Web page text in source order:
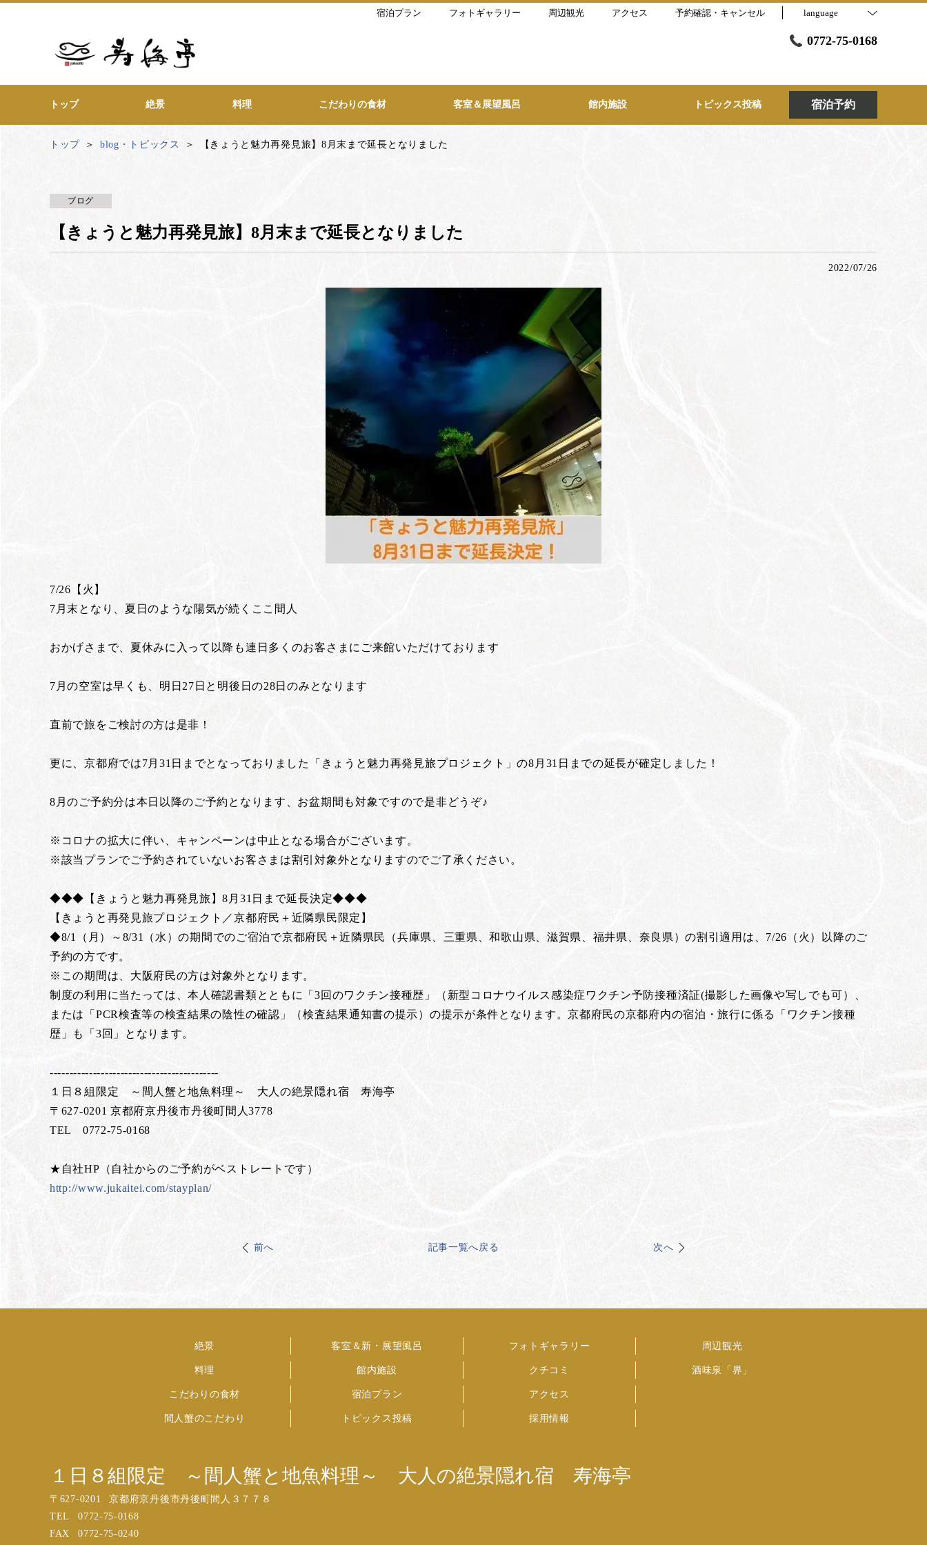
宿泊プラン フォトギャラリー 周辺観光 アクセス 予約確認・キャンセル language
0772-75-0168
トップ 絶景 料理 こだわりの食材 客室＆展望風呂 館内施設 トピックス投稿 宿泊予約
トップ blog・トピックス 【きょうと魅力再発見旅】8月末まで延長となりました
ブログ
【きょうと魅力再発見旅】8月末まで延長となりました
2022/07/26
7/26【火】
7月末となり、夏日のような陽気が続くここ間人
おかげさまで、夏休みに入って以降も連日多くのお客さまにご来館いただけております
7月の空室は早くも、明日27日と明後日の28日のみとなります
直前で旅をご検討の方は是非！
更に、京都府では7月31日までとなっておりました「きょうと魅力再発見旅プロジェクト」の8月31日までの延長が確定しました！
8月のご予約分は本日以降のご予約となります、お盆期間も対象ですので是非どうぞ♪
※コロナの拡大に伴い、キャンペーンは中止となる場合がございます。
※該当プランでご予約されていないお客さまは割引対象外となりますのでご了承ください。
◆◆◆【きょうと魅力再発見旅】8月31日まで延長決定◆◆◆
【きょうと再発見旅プロジェクト／京都府民＋近隣県民限定】
◆8/1（月）～8/31（水）の期間でのご宿泊で京都府民＋近隣県民（兵庫県、三重県、和歌山県、滋賀県、福井県、奈良県）の割引適用は、7/26（火）以降のご
予約の方です。
※この期間は、大阪府民の方は対象外となります。
制度の利用に当たっては、本人確認書類とともに「3回のワクチン接種歴」（新型コロナウイルス感染症ワクチン予防接種済証(撮影した画像や写しでも可）、
または「PCR検査等の検査結果の陰性の確認」（検査結果通知書の提示）の提示が条件となります。京都府民の京都府内の宿泊・旅行に係る「ワクチン接種
歴」も「3回」となります。
-------------------------------------------
１日８組限定 ～間人蟹と地魚料理～ 大人の絶景隠れ宿 寿海亭
〒627-0201 京都府京丹後市丹後町間人3778
TEL 0772-75-0168
★自社HP（自社からのご予約がベストレートです）
http://www.jukaitei.com/stayplan/
前へ 記事一覧へ戻る 次へ
絶景
料理
こだわりの食材
間人蟹のこだわり
客室＆新・展望風呂
館内施設
宿泊プラン
トピックス投稿
フォトギャラリー
クチコミ
アクセス
採用情報
周辺観光
酒味泉「界」
１日８組限定 ～間人蟹と地魚料理～ 大人の絶景隠れ宿 寿海亭
〒 627-0201
京都府京丹後市丹後町間人３７７８
TEL
0772-75-0168
FAX
0772-75-0240